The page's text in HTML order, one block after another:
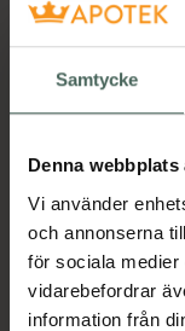
Samtycke
Denna
Vi använder
och annonserna
för sociala
vidarebefordrar
information från
Få mejl när
Din e-
Jag
Aktuella